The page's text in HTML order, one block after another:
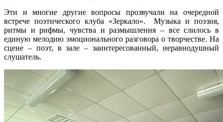
Эти и многие другие вопросы прозвучали на очередной
встрече поэтического клуба «Зеркало». Музыка и поэзия,
ритмы и рифмы, чувства и размышления – все слилось в
единую мелодию эмоционального разговора о творчестве. На
сцене – поэт, в зале – заинтересованный, неравнодушный
слушатель.